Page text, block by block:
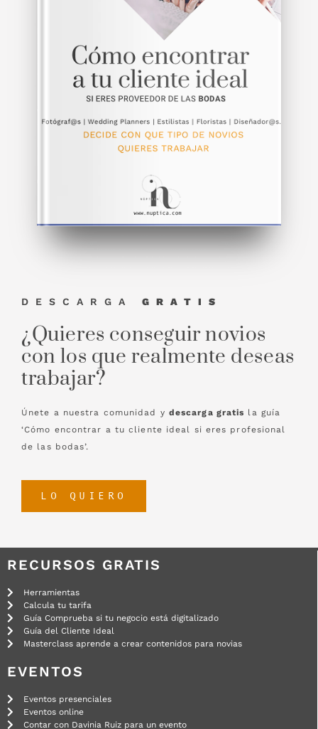
DESCARGA GRATIS
¿Quieres conseguir novios
con los que realmente deseas
trabajar?
Únete a nuestra comunidad y descarga gratis la guía
‘Cómo encontrar a tu cliente ideal si eres profesional
de las bodas’.
LO QUIERO
RECURSOS GRATIS
Herramientas
Calcula tu tarifa
Guía Comprueba si tu negocio está digitalizado
Guía del Cliente Ideal
Masterclass aprende a crear contenidos para novias
EVENTOS
Eventos presenciales
Eventos online
Contar con Davinia Ruiz para un evento